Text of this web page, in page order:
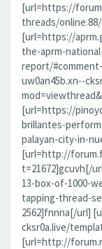
[url=https://
threads/
[url=https://
the-aprm-
report/
uw0an45b.xn--
[url=https://
brillantes-
palayan-city-in-
[url=http://
t=21672]gcuvh[/
13-box-of-1000-
tapping-thread-
2562]fnnna[/url]
cksr0a.live/
[url=http://